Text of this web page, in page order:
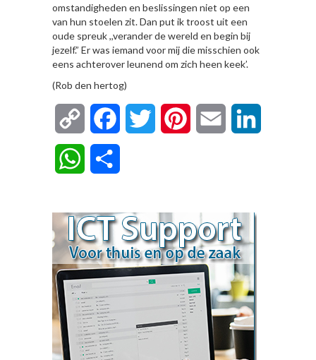
omstandigheden en beslissingen niet op een
van hun stoelen zit. Dan put ik troost uit een
oude spreuk ,,verander de wereld en begin bij
jezelf.” Er was iemand voor mij die misschien ook
eens achterover leunend om zich heen keek’.
(Rob den hertog)
Copy
Link
FacebookTwitter Pinterest Email
WhatsApp